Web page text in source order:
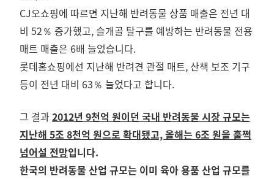
CJ오쇼핑에 따르면 지난해 반려동물 상품 매출은 전년 대
비 52％ 증가했고, 슬개골 탈구를 예방하는 반려동물 전용
매트 매출은 6배 늘었습니다.
롯데홈쇼핑에선 지난해 반려견 관절 매트, 산책 보조 기구
등이 전년 대비 63％ 늘었다고 합니다.
그 결과2012년 9천억 원이던 국내 반려동물 시장 규모는
지난해 5조 8천억 원으로 확대됐고, 올해는 6조 원을 훌쩍
넘어설 전망입니다.
한국의 반려동물 산업 규모는 이미 육아 용품 산업 규모를